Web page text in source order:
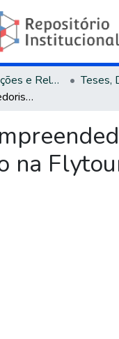
Teses, Dissertações e Relatórios
Interface empreendedorismo e resiliência: um estudo de caso ambientado na Flytour Viagens e Turismo Ltda
na